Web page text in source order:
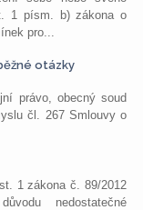
1 písm. b) zákona o
pro...
otázky
právo, obecný soud
čl. 267 Smlouvy o
1 zákona č. 89/2012
nedostatečné